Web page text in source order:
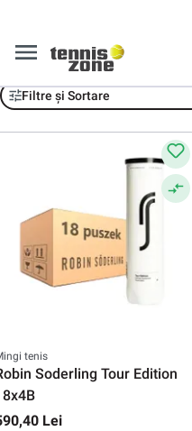
Robin Soderling
Filtre și Sortare
tenis
Soderling Tour Edition
Lei